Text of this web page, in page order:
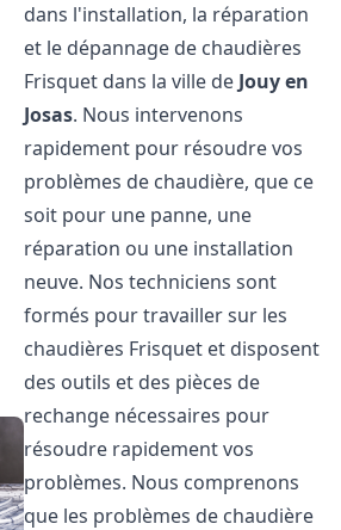
dans l'installation, la réparation
et le dépannage de chaudières
Frisquet dans la ville de Jouy en
Josas. Nous intervenons
rapidement pour résoudre vos
problèmes de chaudière, que ce
soit pour une panne, une
réparation ou une installation
neuve. Nos techniciens sont
formés pour travailler sur les
chaudières Frisquet et disposent
des outils et des pièces de
rechange nécessaires pour
résoudre rapidement vos
problèmes. Nous comprenons
que les problèmes de chaudière